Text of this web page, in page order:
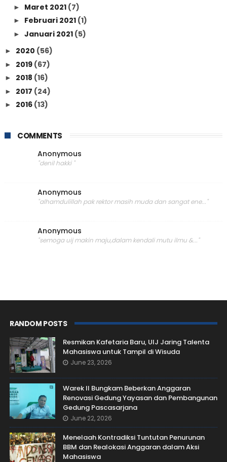
► Maret 2021 (7)
► Februari 2021 (1)
► Januari 2021 (5)
► 2020 (56)
► 2019 (67)
► 2018 (16)
► 2017 (24)
► 2016 (13)
COMMENTS
Anonymous
"denil hakki "
Anonymous
"alhamdulillah pak rektor masih muda dan sangat ene..."
Anonymous
"semoga uij makin maju,dalam kendali mutu ilmu &..."
RANDOM POSTS
Resmikan Kafetaria Baru, UIJ Jaring Talenta
Mahasiswa untuk Tampil di Wisuda
June 23, 2026
Warek II Bungkam Beberkan Anggaran
Renovasi Gedung Yayasan dan Pembangunan
Gedung Pascasarjana
June 22, 2026
Menelaah Kontradiksi Tuntutan Penurunan
BBM dan Realokasi Anggaran dalam Aksi
Mahasiswa